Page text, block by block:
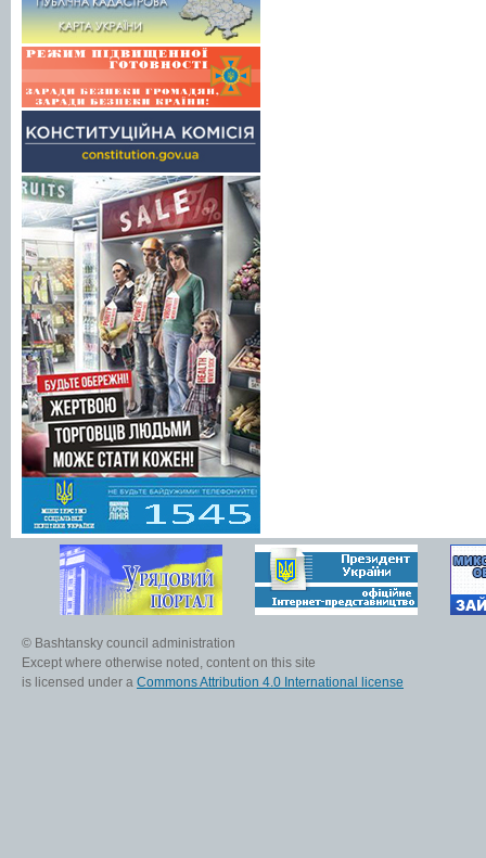
© Bashtansky council administration
Except where otherwise noted, content on this site
is licensed under a Commons Attribution 4.0 International license